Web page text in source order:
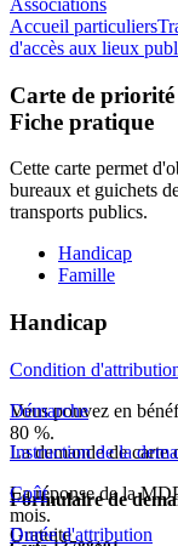
Accueil particuliers
d'accès aux lieux
Carte de
Fiche pratique
Cette carte permet
bureaux et guichets
transports publics.
Handicap
Famille
Handicap
Condition
Vous pouvez en
80 %.
Démarche
La demande de
Formulaire de
Instruction de la
La réponse de la
mois.
Coût
Gratuite
Durée d'attribution